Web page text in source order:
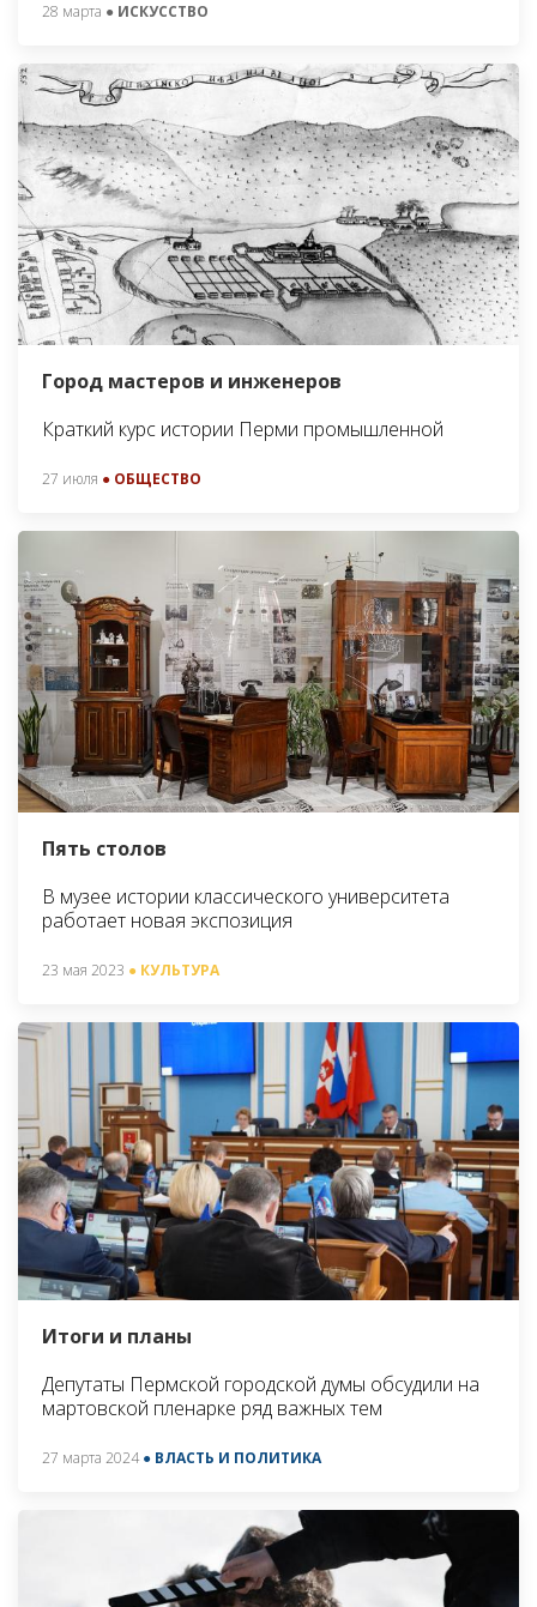
28 марта ● ИСКУССТВО
Город мастеров и инженеров
Краткий курс истории Перми промышленной
27 июля ● ОБЩЕСТВО
Пять столов
В музее истории классического университета
работает новая экспозиция
23 мая 2023 ● КУЛЬТУРА
Итоги и планы
Депутаты Пермской городской думы обсудили на
мартовской пленарке ряд важных тем
27 марта 2024● ВЛАСТЬ И ПОЛИТИКА